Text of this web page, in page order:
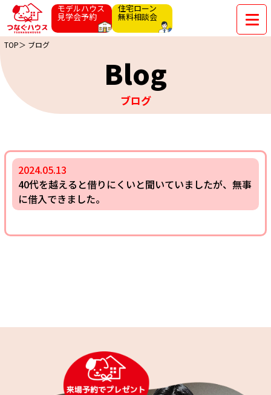
モデルハウス
見学会予約
住宅ローン
無料相談会
TOP＞ ブログ
Blog
ブログ
2024.05.13
40代を越えると借りにくいと聞いていましたが、無事
に借入できました。